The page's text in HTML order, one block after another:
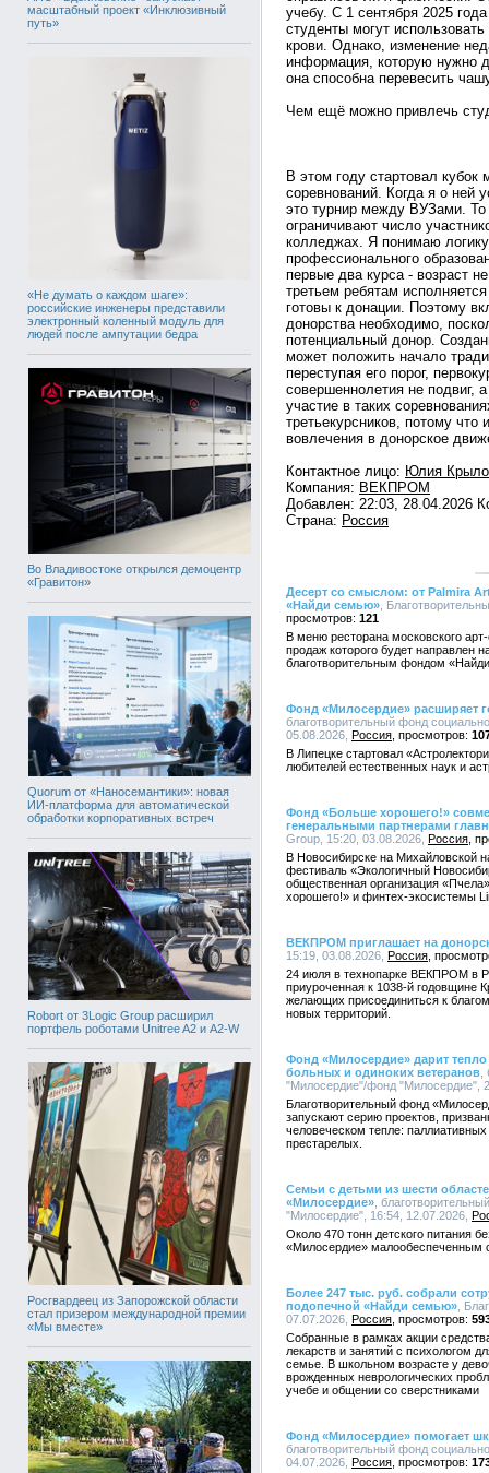
масштабный проект «Инклюзивный
путь»
«Не думать о каждом шаге»:
российские инженеры представили
электронный коленный модуль для
людей после ампутации бедра
Во Владивостоке открылся демоцентр
«Гравитон»
Quorum от «Наносемантики»: новая
ИИ-платформа для автоматической
обработки корпоративных встреч
Robort от 3Logic Group расширил
портфель роботами Unitree A2 и A2-W
Росгвардеец из Запорожской области
стал призером международной премии
«Мы вместе»
учебу. С 1 сентября 2025
студенты могут
крови. Однако, изменение
информация, которую нужно
она способна перевесить
Чем ещё можно привлечь
В этом году стартовал
соревнований. Когда я о ней
это турнир между ВУЗами. То
ограничивают число
колледжах. Я понимаю
профессионального
первые два курса - возраст
третьем ребятам
готовы к донации. Поэтому
донорства необходимо,
потенциальный донор.
может положить начало
переступая его порог,
совершеннолетия не подвиг,
участие в таких
третьекурсников, потому
вовлечения в донорское
Контактное лицо: Юлия
Компания: ВЕКПРОМ
Добавлен: 22:03, 28.04.2026
Страна: Россия
Десерт со смыслом: от Palmira
«Найди семью» ,
121
В меню ресторана московского
продаж которого будет направлен
благотворительным фондом
Фонд «Милосердие» расширяет
благотворительный фонд
05.08.2026, Россия
В Липецке стартовал
любителей естественных наук и
Фонд «Больше хорошего!»
генеральными партнерами
Group, 15:20, 03.08.2026, Россия
В Новосибирске на Михайловской
фестиваль «Экологичный
общественная организация
хорошего!» и финтех-экосистемы
ВЕКПРОМ приглашает на
15:19, 03.08.2026, Россия
24 июля в технопарке ВЕКПРОМ в
приуроченная к 1038-й годовщине
желающих присоединиться к
новых территорий.
Фонд «Милосердие» дарит
больных и одиноких ветеранов
"Милосердие"/фонд "Милосердие",
Благотворительный фонд
запускают серию проектов,
человеческом тепле:
престарелых.
Семьи с детьми из шести
«Милосердие» ,
"Милосердие", 16:54, 12.07.2026,
Около 470 тонн детского питания
«Милосердие» малообеспеченным
Более 247 тыс. руб. собрали
подопечной «Найди семью» ,
07.07.2026, Россия
Собранные в рамках акции
лекарств и занятий с психологом
семье. В школьном возрасте у
врожденных неврологических
учебе и общении со сверстниками
Фонд «Милосердие» помогает
благотворительный фонд
04.07.2026, Россия